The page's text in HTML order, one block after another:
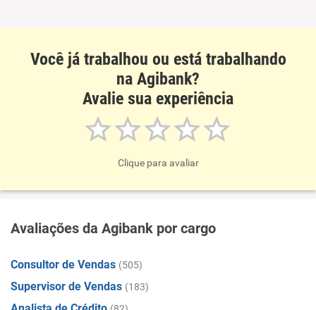
Você já trabalhou ou está trabalhando
na Agibank?
Avalie sua experiência
Clique para avaliar
Avaliações da Agibank por cargo
Consultor de Vendas (505)
Supervisor de Vendas (183)